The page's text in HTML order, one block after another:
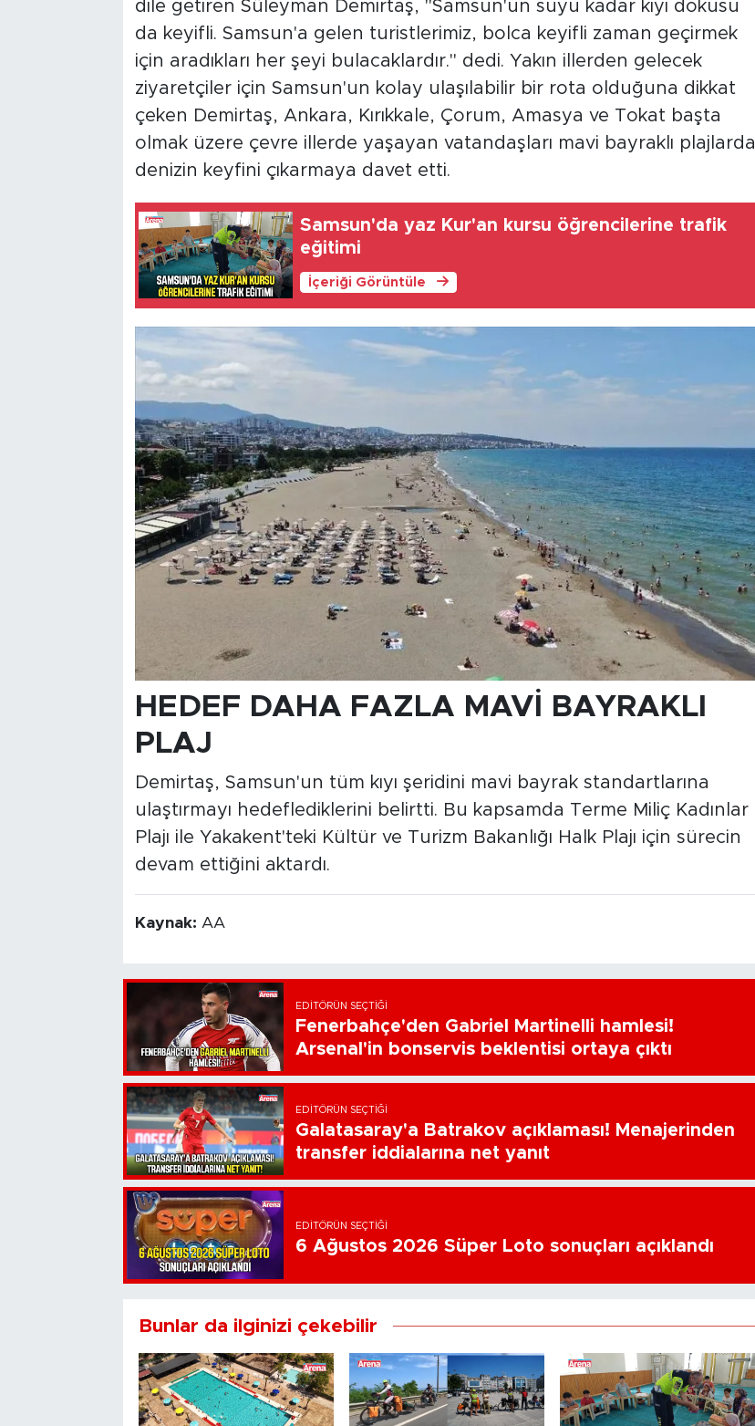
dile getiren Süleyman Demirtaş, "Samsun'un suyu kadar kıyı dokusu
da keyifli. Samsun'a gelen turistlerimiz, bolca keyifli zaman geçirmek
için aradıkları her şeyi bulacaklardır." dedi. Yakın illerden gelecek
ziyaretçiler için Samsun'un kolay ulaşılabilir bir rota olduğuna dikkat
çeken Demirtaş, Ankara, Kırıkkale, Çorum, Amasya ve Tokat başta
olmak üzere çevre illerde yaşayan vatandaşları mavi bayraklı plajlarda
denizin keyfini çıkarmaya davet etti.
Samsun'da yaz Kur'an kursu öğrencilerine trafik
eğitimi
İçeriği Görüntüle
HEDEF DAHA FAZLA MAVİ BAYRAKLI
PLAJ
Demirtaş, Samsun'un tüm kıyı şeridini mavi bayrak standartlarına
ulaştırmayı hedeflediklerini belirtti. Bu kapsamda Terme Miliç Kadınlar
Plajı ile Yakakent'teki Kültür ve Turizm Bakanlığı Halk Plajı için sürecin
devam ettiğini aktardı.
Kaynak: AA
EDITÖRÜN SEÇTIĞI
Fenerbahçe'den Gabriel Martinelli hamlesi!
Arsenal'in bonservis beklentisi ortaya çıktı
EDITÖRÜN SEÇTIĞI
Galatasaray'a Batrakov açıklaması! Menajerinden
transfer iddialarına net yanıt
EDITÖRÜN SEÇTIĞI
6 Ağustos 2026 Süper Loto sonuçları açıklandı
Bunlar da ilginizi çekebilir